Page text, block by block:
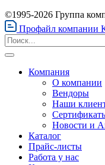
©1995-2026 Группа
Профайл компании
Компания
О компании
Вендоры
Наши
Новости и
Каталог
Прайс-листы
Работа у нас